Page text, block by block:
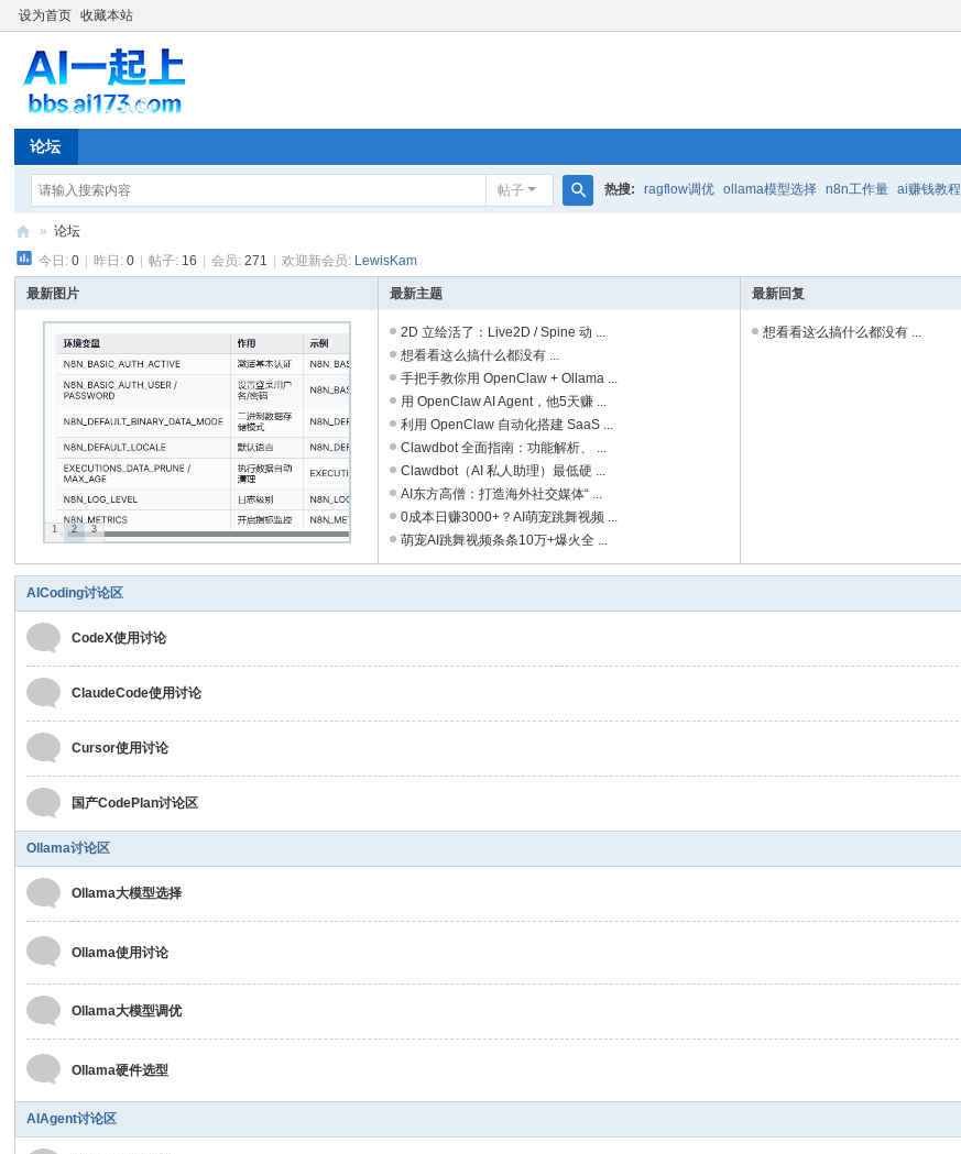
设为首页 收藏本站
论坛
帖子 热搜: ragflow调优 ollama模型选择 n8n工作量 ai赚钱教程
A
I1
社
区
» 论坛
今日:0 昨日:0 帖子: 16 会员:271 欢迎新会员: LewisKam
最新图片
1 2 3
最新主题
2D 立绘活了：Live2D / Spine 动 ...
想看看这么搞什么都没有 ...
手把手教你用 OpenClaw + Ollama ...
用 OpenClaw AI Agent，他5天赚 ...
利用 OpenClaw 自动化搭建 SaaS ...
Clawdbot 全面指南：功能解析、 ...
Clawdbot（AI 私人助理）最低硬 ...
AI东方高僧：打造海外社交媒体“ ...
0成本日赚3000+？AI萌宠跳舞视频 ...
萌宠AI跳舞视频条条10万+爆火全 ...
最新回复
想看看这么搞什么都没有 ...
AICoding讨论区
CodeX使用讨论
ClaudeCode使用讨论
Cursor使用讨论
国产CodePlan讨论区
Ollama讨论区
Ollama大模型选择
Ollama使用讨论
Ollama大模型调优
Ollama硬件选型
AIAgent讨论区